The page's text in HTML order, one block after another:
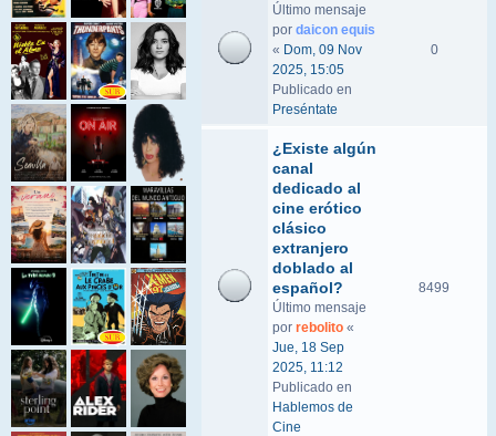
Último mensaje
por daicon equis
« Dom, 09 Nov
2025, 15:05
Publicado en
Preséntate
0
¿Existe algún
canal
dedicado al
cine erótico
clásico
extranjero
doblado al
español?
Último mensaje
por rebolito «
Jue, 18 Sep
2025, 11:12
Publicado en
Hablemos de
Cine
8499